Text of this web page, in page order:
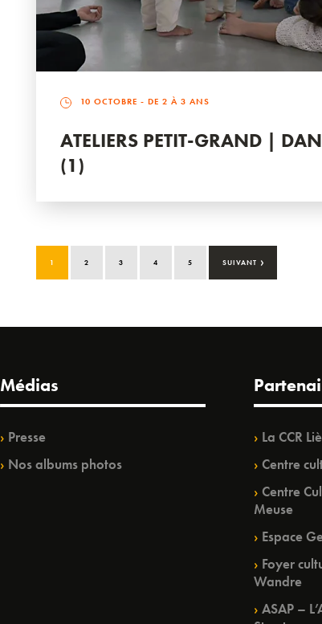
10 OCTOBRE - DE 2 À 3 ANS
ATELIERS PETIT-GRAND |
(1)
1 2 3 4 5 SUIVANT ›
Médias
Presse
Nos albums photos
La CCR
Centre
Centre
Meuse
Espace
Foyer
Wandre
ASAP –